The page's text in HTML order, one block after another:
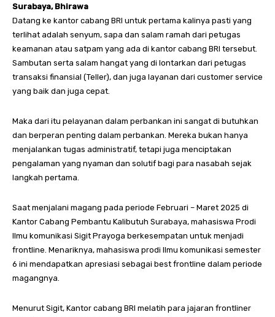
Surabaya, Bhirawa
Datang ke kantor cabang BRI untuk pertama kalinya pasti yang
terlihat adalah senyum, sapa dan salam ramah dari petugas
keamanan atau satpam yang ada di kantor cabang BRI tersebut.
Sambutan serta salam hangat yang di lontarkan dari petugas
transaksi finansial (Teller), dan juga layanan dari customer service
yang baik dan juga cepat.
Maka dari itu pelayanan dalam perbankan ini sangat di butuhkan
dan berperan penting dalam perbankan. Mereka bukan hanya
menjalankan tugas administratif, tetapi juga menciptakan
pengalaman yang nyaman dan solutif bagi para nasabah sejak
langkah pertama.
Saat menjalani magang pada periode Februari – Maret 2025 di
Kantor Cabang Pembantu Kalibutuh Surabaya, mahasiswa Prodi
Ilmu komunikasi Sigit Prayoga berkesempatan untuk menjadi
frontline. Menariknya, mahasiswa prodi Ilmu komunikasi semester
6 ini mendapatkan apresiasi sebagai best frontline dalam periode
magangnya.
Menurut Sigit, Kantor cabang BRI melatih para jajaran frontliner